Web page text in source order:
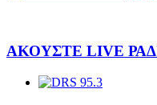
ΑΚΟΥΣΤΕ LIVE